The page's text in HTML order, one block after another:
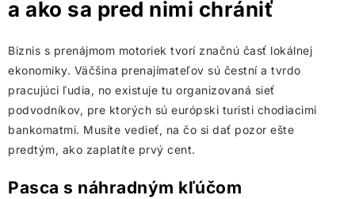
a ako sa pred nimi chrániť
Biznis s prenájmom motoriek tvorí značnú časť lokálnej
ekonomiky. Väčšina prenajímateľov sú čestní a tvrdo
pracujúci ľudia, no existuje tu organizovaná sieť
podvodníkov, pre ktorých sú európski turisti chodiacimi
bankomatmi. Musíte vedieť, na čo si dať pozor ešte
predtým, ako zaplatíte prvý cent.
Pasca s náhradným kľúčom